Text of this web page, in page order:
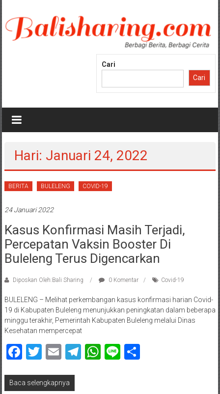
konten
Cari
Cari
Hari: Januari 24, 2022
BERITA BULELENG COVID-19
24 Januari 2022
Kasus Konfirmasi Masih Terjadi,
Percepatan Vaksin Booster Di
Buleleng Terus Digencarkan
Diposkan Oleh:Bali Sharing 0 Komentar Covid-19
BULELENG – Melihat perkembangan kasus konfirmasi harian Covid-
19 di Kabupaten Buleleng menunjukkan peningkatan dalam beberapa
minggu terakhir, Pemerintah Kabupaten Buleleng melalui Dinas
Kesehatan mempercepat
Facebook
Twitter
EmailTelegram
WhatsApp
LineShare
Baca selengkapnya